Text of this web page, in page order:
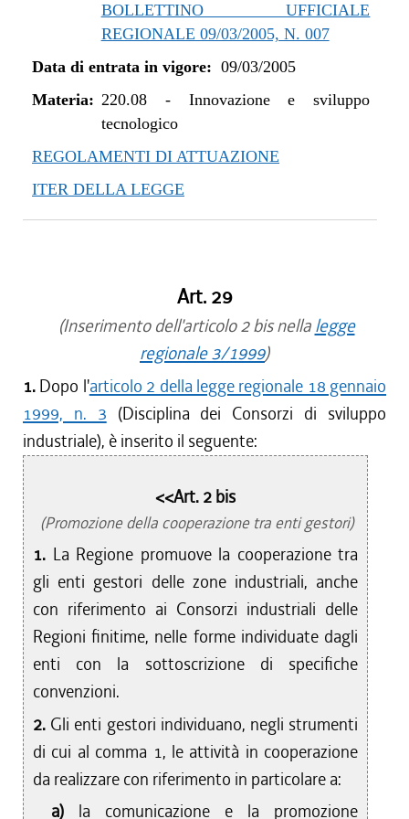
BOLLETTINO UFFICIALE
REGIONALE 09/03/2005, N. 007
Data di entrata in vigore: 09/03/2005
Materia: 220.08- Innovazione e sviluppo
tecnologico
REGOLAMENTI DI ATTUAZIONE
ITER DELLA LEGGE
Art. 29
(Inserimento dell'articolo 2 bis nella legge
regionale 3/1999)
1. Dopo l'articolo 2 della legge regionale 18 gennaio
1999, n. 3 (Disciplina dei Consorzi di sviluppo
industriale), è inserito il seguente:
<<Art. 2 bis
(Promozione della cooperazione tra enti gestori)
1. La Regione promuove la cooperazione tra
gli enti gestori delle zone industriali, anche
con riferimento ai Consorzi industriali delle
Regioni finitime, nelle forme individuate dagli
enti con la sottoscrizione di specifiche
convenzioni.
2. Gli enti gestori individuano, negli strumenti
di cui al comma 1, le attività in cooperazione
da realizzare con riferimento in particolare a:
a) la comunicazione e la promozione